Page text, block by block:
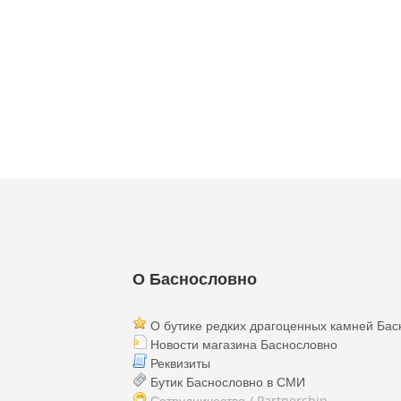
О Баснословно
О бутике редких драгоценных камней
Новости магазина Баснословно
Реквизиты
Бутик Баснословно в СМИ